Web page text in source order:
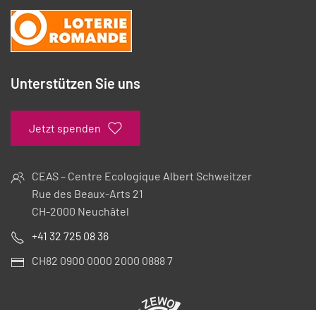
Unterstützen Sie uns
Jetzt spenden
CEAS – Centre Ecologique Albert Schweitzer
Rue des Beaux-Arts 21
CH-2000 Neuchâtel
+41 32 725 08 36
CH82 0900 0000 2000 0888 7